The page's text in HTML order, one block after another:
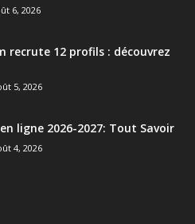
6, 2026
recrute 12 profils : découvrez
5, 2026
ligne 2026-2027: Tout Savoir
4, 2026